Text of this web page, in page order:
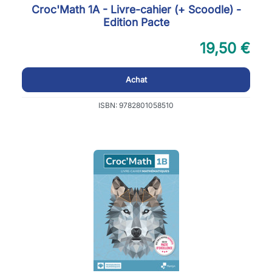
Croc'Math 1A - Livre-cahier (+ Scoodle) -
Edition Pacte
19,50 €
Achat
ISBN: 9782801058510